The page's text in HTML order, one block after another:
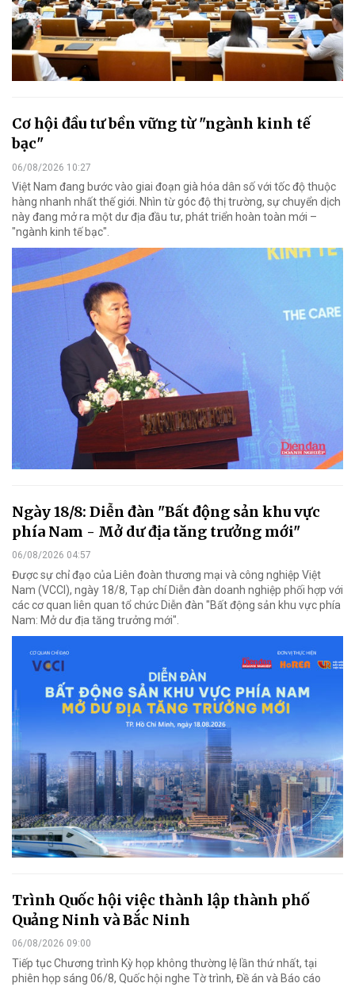
Cơ hội đầu tư bền vững từ "ngành kinh tế
bạc"
06/08/2026 10:27
Việt Nam đang bước vào giai đoạn già hóa dân số với tốc độ thuộc
hàng nhanh nhất thế giới. Nhìn từ góc độ thị trường, sự chuyển dịch
này đang mở ra một dư địa đầu tư, phát triển hoàn toàn mới –
"ngành kinh tế bạc".
Ngày 18/8: Diễn đàn "Bất động sản khu vực
phía Nam - Mở dư địa tăng trưởng mới"
06/08/2026 04:57
Được sự chỉ đạo của Liên đoàn thương mại và công nghiệp Việt
Nam (VCCI), ngày 18/8, Tạp chí Diễn đàn doanh nghiệp phối hợp với
các cơ quan liên quan tổ chức Diễn đàn "Bất động sản khu vực phía
Nam: Mở dư địa tăng trưởng mới".
Trình Quốc hội việc thành lập thành phố
Quảng Ninh và Bắc Ninh
06/08/2026 09:00
Tiếp tục Chương trình Kỳ họp không thường lệ lần thứ nhất, tại
phiên họp sáng 06/8, Quốc hội nghe Tờ trình, Đề án và Báo cáo